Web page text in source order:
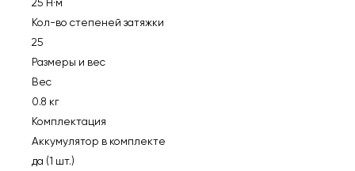
Кол-во степеней затяжки
25
Размеры и вес
Вес
0.8 кг
Комплектация
Аккумулятор в комплекте
да (1 шт.)